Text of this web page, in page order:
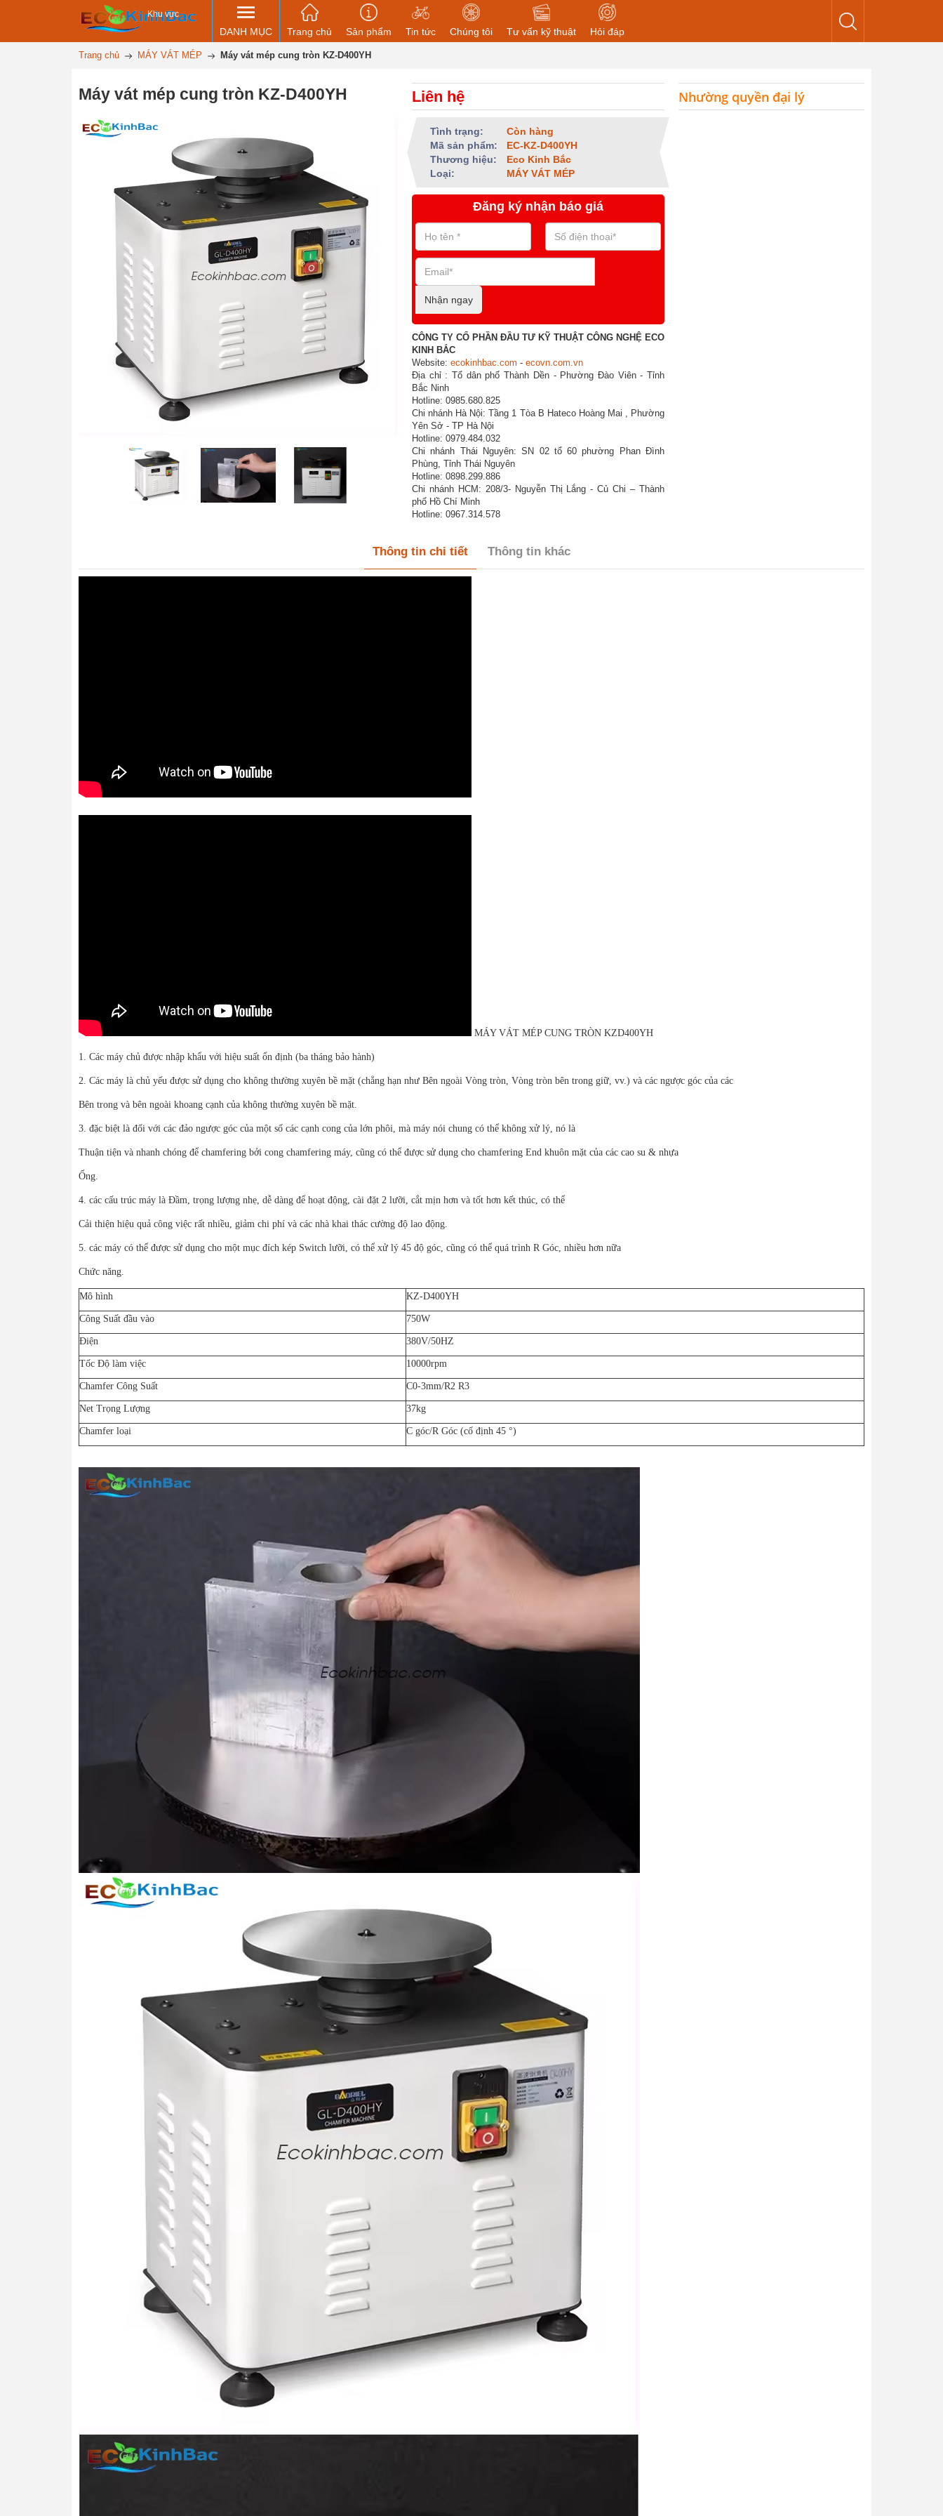
Khu vực
DANH MỤC Trang chủ Sản phẩm Tin tức Chúng tôi Tư vấn kỹ thuật Hỏi đáp
Trang chủ MÁY VÁT MÉP Máy vát mép cung tròn KZ-D400YH
Máy vát mép cung tròn KZ-D400YH Liên hệ
Tình trạng:
Còn hàng
Mã sản phẩm:
EC-KZ-D400YH
Thương hiệu:
Eco Kinh Bắc
Loại:
MÁY VÁT MÉP
Đăng ký nhận báo giá
Nhận ngay
CÔNG TY CỔ PHẦN ĐẦU TƯ KỸ THUẬT CÔNG NGHỆ ECO
KINH BẮC
Website: ecokinhbac.com - ecovn.com.vn
Địa chỉ : Tổ dân phố Thành Dền - Phường Đào Viên - Tỉnh
Bắc Ninh
Hotline: 0985.680.825
Chi nhánh Hà Nội: Tầng 1 Tòa B Hateco Hoàng Mai , Phường
Yên Sở - TP Hà Nội
Hotline: 0979.484.032
Chi nhánh Thái Nguyên: SN 02 tổ 60 phường Phan Đình
Phùng, Tỉnh Thái Nguyên
Hotline: 0898.299.886
Chi nhánh HCM: 208/3- Nguyễn Thị Lắng - Củ Chi – Thành
phố Hồ Chí Minh
Hotline: 0967.314.578
Nhường quyền đại lý
Thông tin chi tiết Thông tin khác
MÁY VÁT MÉP CUNG TRÒN KZD400YH
1. Các máy chủ được nhập khẩu với hiệu suất ổn định (ba tháng bảo hành)
2. Các máy là chủ yếu được sử dụng cho không thường xuyên bề mặt (chẳng hạn như Bên ngoài Vòng tròn, Vòng tròn bên trong giữ, vv.) và các ngược góc của các
Bên trong và bên ngoài khoang cạnh của không thường xuyên bề mặt.
3. đặc biệt là đối với các đảo ngược góc của một số các cạnh cong của lớn phôi, mà máy nói chung có thể không xử lý, nó là
Thuận tiện và nhanh chóng để chamfering bởi cong chamfering máy, cũng có thể được sử dụng cho chamfering End khuôn mặt của các cao su & nhựa
Ống.
4. các cấu trúc máy là Đầm, trọng lượng nhẹ, dễ dàng để hoạt động, cài đặt 2 lưỡi, cắt mịn hơn và tốt hơn kết thúc, có thể
Cải thiện hiệu quả công việc rất nhiều, giảm chi phí và các nhà khai thác cường độ lao động.
5. các máy có thể được sử dụng cho một mục đích kép Switch lưỡi, có thể xử lý 45 độ góc, cũng có thể quá trình R Góc, nhiều hơn nữa
Chức năng.
Mô hình KZ-D400YH
Công Suất đầu vào 750W
Điện 380V/50HZ
Tốc Độ làm việc 10000rpm
Chamfer Công Suất C0-3mm/R2 R3
Net Trọng Lượng 37kg
Chamfer loại C góc/R Góc (cố định 45 °)